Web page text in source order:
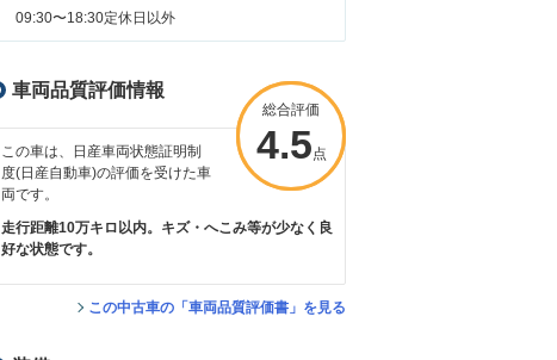
09:30〜18:30定休日以外
車両品質評価情報
総合評価
4.5点
この車は、日産車両状態証明制
度(日産自動車)の評価を受けた車
両です。
走行距離10万キロ以内。キズ・へこみ等が少なく良
好な状態です。
総合評価
4.5点
この中古車の「車両品質評価書」を見る